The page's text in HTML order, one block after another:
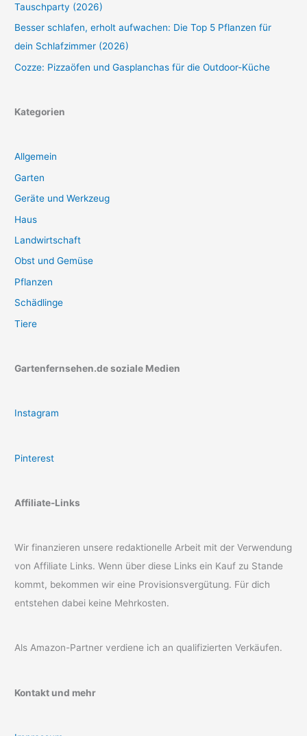
Tauschparty (2026)
Besser schlafen, erholt aufwachen: Die Top 5 Pflanzen für
dein Schlafzimmer (2026)
Cozze: Pizzaöfen und Gasplanchas für die Outdoor-Küche
Kategorien
Allgemein
Garten
Geräte und Werkzeug
Haus
Landwirtschaft
Obst und Gemüse
Pflanzen
Schädlinge
Tiere
Gartenfernsehen.de soziale Medien
Instagram
Pinterest
Affiliate-Links
Wir finanzieren unsere redaktionelle Arbeit mit der Verwendung
von Affiliate Links. Wenn über diese Links ein Kauf zu Stande
kommt, bekommen wir eine Provisionsvergütung. Für dich
entstehen dabei keine Mehrkosten.
Als Amazon-Partner verdiene ich an qualifizierten Verkäufen.
Kontakt und mehr